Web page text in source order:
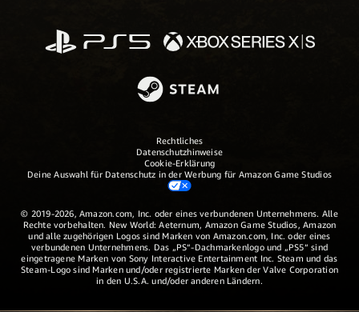
Rechtliches
Datenschutzhinweise
Cookie-Erklärung
Deine Auswahl für Datenschutz in der Werbung für Amazon Game Studios
© 2019-2026, Amazon.com, Inc. oder eines verbundenen Unternehmens. Alle
Rechte vorbehalten. New World: Aeternum, Amazon Game Studios, Amazon
und alle zugehörigen Logos sind Marken von Amazon.com, Inc. oder eines
verbundenen Unternehmens. Das „PS“-Dachmarkenlogo und „PS5“ sind
eingetragene Marken von Sony Interactive Entertainment Inc. Steam und das
Steam-Logo sind Marken und/oder registrierte Marken der Valve Corporation
in den U.S.A. und/oder anderen Ländern.